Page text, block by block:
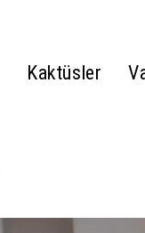
Kaktüsler